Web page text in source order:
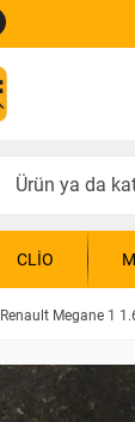
CLIO
Renault Megane 1